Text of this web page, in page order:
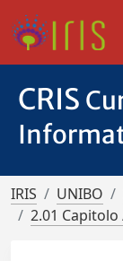
CRIS
IRIS UNIBO
2.01